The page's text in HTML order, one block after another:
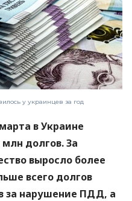
у украинцев за год
в Украине
долгов. За
выросло более
всего долгов
за нарушение ПДД, а